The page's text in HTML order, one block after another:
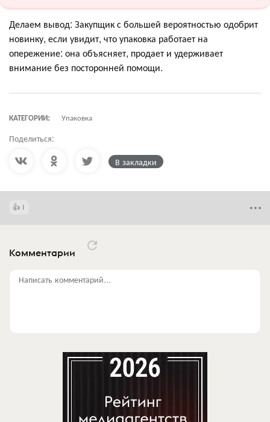
Делаем вывод: Закупщик с большей вероятностью одобрит
новинку, если увидит, что упаковка работает на
опережение: она объясняет, продает и удерживает
внимание без посторонней помощи.
КАТЕГОРИИ: Упаковка
Поделиться:
В закладки
1
Комментарии
Написать комментарий...